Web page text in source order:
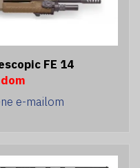
FE 14
e-mailom